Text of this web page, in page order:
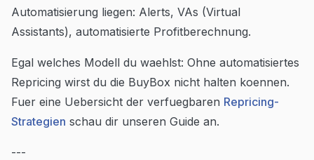
Automatisierung liegen: Alerts, VAs (Virtual
Assistants), automatisierte Profitberechnung.
Egal welches Modell du waehlst: Ohne automatisiertes
Repricing wirst du die BuyBox nicht halten koennen.
Fuer eine Uebersicht der verfuegbaren Repricing-
Strategien schau dir unseren Guide an.
---